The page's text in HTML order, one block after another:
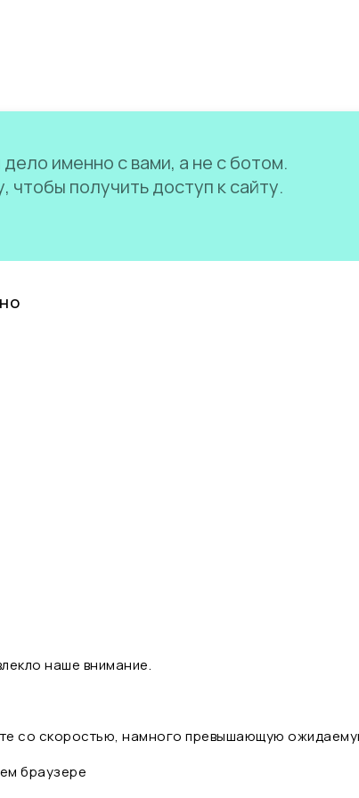
именно с вами, а не с ботом.
чтобы получить доступ к сайту.
наше внимание.
со скоростью, намного превышающую
браузере